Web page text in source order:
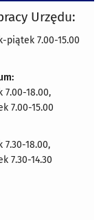
Urzędu:
piątek 7.00-15.00
7.00-18.00,
7.00-15.00
7.30-18.00,
7.30-14.30